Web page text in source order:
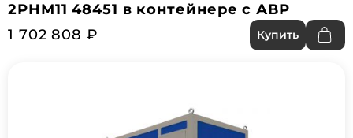
2РНМ11 48451 в контейнере с АВР
1 702 808 ₽
Купить